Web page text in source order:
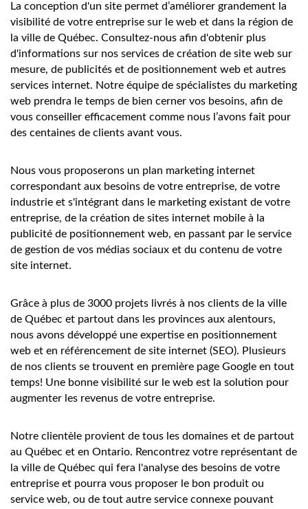
La conception d'un site permet d’améliorer grandement la
visibilité de votre entreprise sur le web et dans la région de
la ville de Québec. Consultez-nous afin d'obtenir plus
d'informations sur nos services de création de site web sur
mesure, de publicités et de positionnement web et autres
services internet. Notre équipe de spécialistes du marketing
web prendra le temps de bien cerner vos besoins, afin de
vous conseiller efficacement comme nous l’avons fait pour
des centaines de clients avant vous.
Nous vous proposerons un plan marketing internet
correspondant aux besoins de votre entreprise, de votre
industrie et s'intégrant dans le marketing existant de votre
entreprise, de la création de sites internet mobile à la
publicité de positionnement web, en passant par le service
de gestion de vos médias sociaux et du contenu de votre
site internet.
Grâce à plus de 3000 projets livrés à nos clients de la ville
de Québec et partout dans les provinces aux alentours,
nous avons développé une expertise en positionnement
web et en référencement de site internet (SEO). Plusieurs
de nos clients se trouvent en première page Google en tout
temps! Une bonne visibilité sur le web est la solution pour
augmenter les revenus de votre entreprise.
Notre clientèle provient de tous les domaines et de partout
au Québec et en Ontario. Rencontrez votre représentant de
la ville de Québec qui fera l'analyse des besoins de votre
entreprise et pourra vous proposer le bon produit ou
service web, ou de tout autre service connexe pouvant